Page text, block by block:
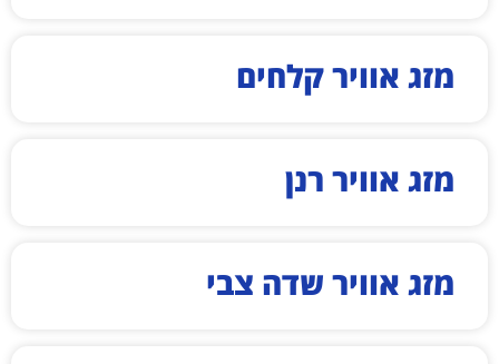
מזג אוויר קלחים
מזג אוויר רנן
מזג אוויר שדה צבי